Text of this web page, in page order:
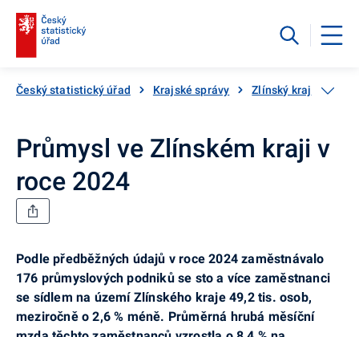
Český statistický úřad Krajské správy Zlínský kraj
Průmysl ve Zlínském kraji v
roce 2024
Podle předběžných údajů v roce 2024 zaměstnávalo
176 průmyslových podniků se sto a více zaměstnanci
se sídlem na území Zlínského kraje 49,2 tis. osob,
meziročně o 2,6 % méně. Průměrná hrubá měsíční